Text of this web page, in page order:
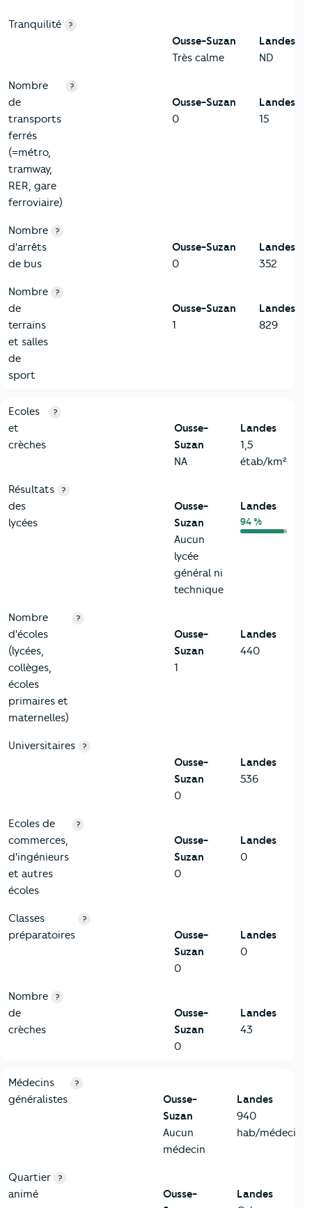
Tranquilité ?
Ousse-Suzan
Très calme
Landes
ND
Nombre
de
transports
ferrés
(=métro,
tramway,
RER, gare
ferroviaire)
?
Ousse-Suzan
0
Landes
15
Nombre
d'arrêts
de bus
?
Ousse-Suzan
0
Landes
352
Nombre
de
terrains
et salles
de
sport
?
Ousse-Suzan
1
Landes
829
4-Education
Critères
Ecoles
et
crèches
?
Ousse-
Suzan
NA
Landes
1,5
étab/km²
Résultats
des
lycées
?
Ousse-
Suzan
Aucun
lycée
général ni
technique
Landes
94 %
Nombre
d'écoles
(lycées,
collèges,
écoles
primaires et
maternelles)
?
Ousse-
Suzan
1
Landes
440
Universitaires ?
Ousse-
Suzan
0
Landes
536
Ecoles de
commerces,
d'ingénieurs
et autres
écoles
?
Ousse-
Suzan
0
Landes
0
Classes
préparatoires
?
Ousse-
Suzan
0
Landes
0
Nombre
de
crèches
?
Ousse-
Suzan
0
Landes
43
5-Commerces
Critères Ousse-Suzan
Médecins
généralistes
?
Ousse-
Suzan
Aucun
médecin
Landes
940
hab/médecin
Quartier
animé
?
Ousse-
Landes